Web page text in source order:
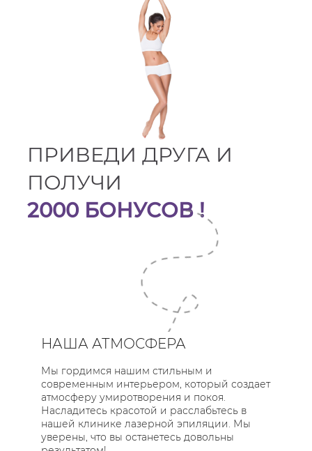
(ДИОДНЫЙ ЛАЗЕР)
БИКИНИ +
ПОДМЫШКИ
(АЛЕКСАНДРИТОВЫЙ
ЛАЗЕР)
4990 ₽ /
3380 ₽
4380 ₽
13260 ₽
9160 ₽
4380 ₽
ПРИВЕДИ ДРУГА И
ПОЛУЧИ
2000 БОНУСОВ !
которые
у нас ни разу не были,
и получайте бонусы!
За каждого другавы получите
НАША АТМОСФЕРА
Мы гордимся нашим стильным и
современным интерьером, который создает
атмосферу умиротворения и покоя.
Насладитесь красотой и расслабьтесь в
нашей клинике лазерной эпиляции. Мы
уверены, что вы останетесь довольны